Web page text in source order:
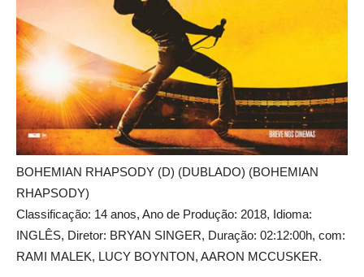
BOHEMIAN RHAPSODY (D) (DUBLADO) (BOHEMIAN
RHAPSODY)
Classificação: 14 anos, Ano de Produção: 2018, Idioma:
INGLÊS, Diretor: BRYAN SINGER, Duração: 02:12:00h, com:
RAMI MALEK, LUCY BOYNTON, AARON MCCUSKER.